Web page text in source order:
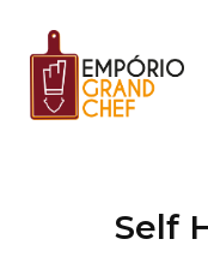
Self